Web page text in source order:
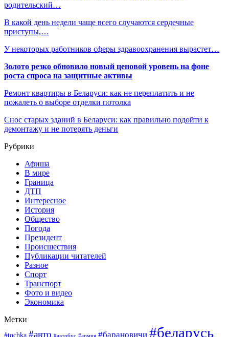
родительский…
В какой день недели чаще всего случаются сердечные
приступы,…
У некоторых работников сферы здравоохранения вырастет…
Золото резко обновило новый ценовой уровень на фоне
роста спроса на защитные активы
Ремонт квартиры в Беларуси: как не переплатить и не
пожалеть о выборе отделки потолка
Снос старых зданий в Беларуси: как правильно подойти к
демонтажу и не потерять деньги
Рубрики
Афиша
В мире
Граница
ДТП
Интересное
История
Общество
Погода
Президент
Происшествия
Публикации читателей
Разное
Спорт
Транспорт
Фото и видео
Экономика
Метки
#tochka #авто #автобус #армия #барановичи #беларусь